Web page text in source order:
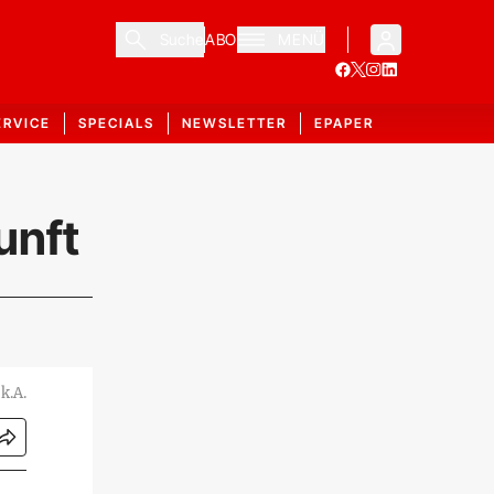
ABO
SPECIALS NEWSLETTER EPAPER
k.A.